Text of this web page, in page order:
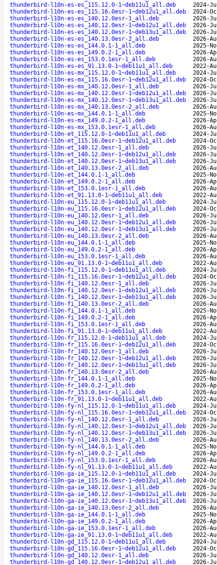
thunderbird-l10n-es-es_115.12.0-1~deb11u1_all.deb
2024-
thunderbird-l10n-es-es_115.16.0esr-1~deb12u1_all.deb
2024-
thunderbird-l10n-es-es_140.12.0esr-1_all.deb
2026-
thunderbird-l10n-es-es_140.12.0esr-1~deb12u1_all.deb
2026-
thunderbird-l10n-es-es_140.12.0esr-1~deb13u1_all.deb
2026-
thunderbird-l10n-es-es_140.13.0esr-2_all.deb
2026-
thunderbird-l10n-es-es_144.0.1-1_all.deb
2025-
thunderbird-l10n-es-es_149.0.2-1_all.deb
2026-
thunderbird-l10n-es-es_153.0.1esr-1_all.deb
2026-
thunderbird-l10n-es-es_91.13.0-1~deb11u1_all.deb
2022-
thunderbird-l10n-es-mx_115.12.0-1~deb11u1_all.deb
2024-
thunderbird-l10n-es-mx_115.16.0esr-1~deb12u1_all.deb
2024-
thunderbird-l10n-es-mx_140.12.0esr-1_all.deb
2026-
thunderbird-l10n-es-mx_140.12.0esr-1~deb12u1_all.deb
2026-
thunderbird-l10n-es-mx_140.12.0esr-1~deb13u1_all.deb
2026-
thunderbird-l10n-es-mx_140.13.0esr-2_all.deb
2026-
thunderbird-l10n-es-mx_144.0.1-1_all.deb
2025-
thunderbird-l10n-es-mx_149.0.2-1_all.deb
2026-
thunderbird-l10n-es-mx_153.0.1esr-1_all.deb
2026-
thunderbird-l10n-et_115.12.0-1~deb11u1_all.deb
2024-
thunderbird-l10n-et_115.16.0esr-1~deb12u1_all.deb
2024-
thunderbird-l10n-et_140.12.0esr-1_all.deb
2026-
thunderbird-l10n-et_140.12.0esr-1~deb12u1_all.deb
2026-
thunderbird-l10n-et_140.12.0esr-1~deb13u1_all.deb
2026-
thunderbird-l10n-et_140.13.0esr-2_all.deb
2026-
thunderbird-l10n-et_144.0.1-1_all.deb
2025-
thunderbird-l10n-et_149.0.2-1_all.deb
2026-
thunderbird-l10n-et_153.0.1esr-1_all.deb
2026-
thunderbird-l10n-et_91.13.0-1~deb11u1_all.deb
2022-
thunderbird-l10n-eu_115.12.0-1~deb11u1_all.deb
2024-
thunderbird-l10n-eu_115.16.0esr-1~deb12u1_all.deb
2024-
thunderbird-l10n-eu_140.12.0esr-1_all.deb
2026-
thunderbird-l10n-eu_140.12.0esr-1~deb12u1_all.deb
2026-
thunderbird-l10n-eu_140.12.0esr-1~deb13u1_all.deb
2026-
thunderbird-l10n-eu_140.13.0esr-2_all.deb
2026-
thunderbird-l10n-eu_144.0.1-1_all.deb
2025-
thunderbird-l10n-eu_149.0.2-1_all.deb
2026-
thunderbird-l10n-eu_153.0.1esr-1_all.deb
2026-
thunderbird-l10n-eu_91.13.0-1~deb11u1_all.deb
2022-
thunderbird-l10n-fi_115.12.0-1~deb11u1_all.deb
2024-
thunderbird-l10n-fi_115.16.0esr-1~deb12u1_all.deb
2024-
thunderbird-l10n-fi_140.12.0esr-1_all.deb
2026-
thunderbird-l10n-fi_140.12.0esr-1~deb12u1_all.deb
2026-
thunderbird-l10n-fi_140.12.0esr-1~deb13u1_all.deb
2026-
thunderbird-l10n-fi_140.13.0esr-2_all.deb
2026-
thunderbird-l10n-fi_144.0.1-1_all.deb
2025-
thunderbird-l10n-fi_149.0.2-1_all.deb
2026-
thunderbird-l10n-fi_153.0.1esr-1_all.deb
2026-
thunderbird-l10n-fi_91.13.0-1~deb11u1_all.deb
2022-
thunderbird-l10n-fr_115.12.0-1~deb11u1_all.deb
2024-
thunderbird-l10n-fr_115.16.0esr-1~deb12u1_all.deb
2024-
thunderbird-l10n-fr_140.12.0esr-1_all.deb
2026-
thunderbird-l10n-fr_140.12.0esr-1~deb12u1_all.deb
2026-
thunderbird-l10n-fr_140.12.0esr-1~deb13u1_all.deb
2026-
thunderbird-l10n-fr_140.13.0esr-2_all.deb
2026-
thunderbird-l10n-fr_144.0.1-1_all.deb
2025-
thunderbird-l10n-fr_149.0.2-1_all.deb
2026-
thunderbird-l10n-fr_153.0.1esr-1_all.deb
2026-
thunderbird-l10n-fr_91.13.0-1~deb11u1_all.deb
2022-
thunderbird-l10n-fy-nl_115.12.0-1~deb11u1_all.deb
2024-
thunderbird-l10n-fy-nl_115.16.0esr-1~deb12u1_all.deb
2024-
thunderbird-l10n-fy-nl_140.12.0esr-1_all.deb
2026-
thunderbird-l10n-fy-nl_140.12.0esr-1~deb12u1_all.deb
2026-
thunderbird-l10n-fy-nl_140.12.0esr-1~deb13u1_all.deb
2026-
thunderbird-l10n-fy-nl_140.13.0esr-2_all.deb
2026-
thunderbird-l10n-fy-nl_144.0.1-1_all.deb
2025-
thunderbird-l10n-fy-nl_149.0.2-1_all.deb
2026-
thunderbird-l10n-fy-nl_153.0.1esr-1_all.deb
2026-
thunderbird-l10n-fy-nl_91.13.0-1~deb11u1_all.deb
2022-
thunderbird-l10n-ga-ie_115.12.0-1~deb11u1_all.deb
2024-
thunderbird-l10n-ga-ie_115.16.0esr-1~deb12u1_all.deb
2024-
thunderbird-l10n-ga-ie_140.12.0esr-1_all.deb
2026-
thunderbird-l10n-ga-ie_140.12.0esr-1~deb12u1_all.deb
2026-
thunderbird-l10n-ga-ie_140.12.0esr-1~deb13u1_all.deb
2026-
thunderbird-l10n-ga-ie_140.13.0esr-2_all.deb
2026-
thunderbird-l10n-ga-ie_144.0.1-1_all.deb
2025-
thunderbird-l10n-ga-ie_149.0.2-1_all.deb
2026-
thunderbird-l10n-ga-ie_153.0.1esr-1_all.deb
2026-
thunderbird-l10n-ga-ie_91.13.0-1~deb11u1_all.deb
2022-
thunderbird-l10n-gd_115.12.0-1~deb11u1_all.deb
2024-
thunderbird-l10n-gd_115.16.0esr-1~deb12u1_all.deb
2024-
thunderbird-l10n-gd_140.12.0esr-1_all.deb
2026-
thunderbird-l10n-gd_140.12.0esr-1~deb12u1_all.deb
2026-